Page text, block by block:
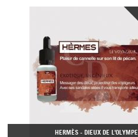
HERMÈS - DIEUX DE L'OLYMPE